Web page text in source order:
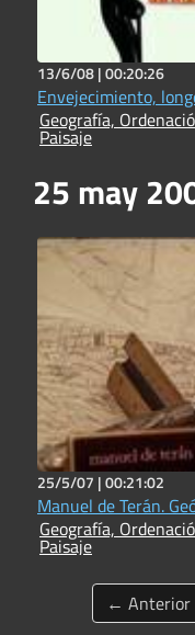
13/6/08 |00:20:26
Envejecimiento,
Geografía,
Paisaje
25 may
25/5/07 |00:21:02
Manuel de Terán.
Geografía,
Paisaje
← Anterior